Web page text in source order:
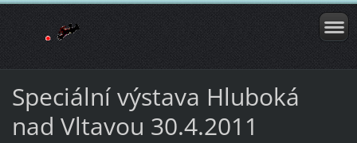
Speciální výstava Hluboká
nad Vltavou 30.4.2011